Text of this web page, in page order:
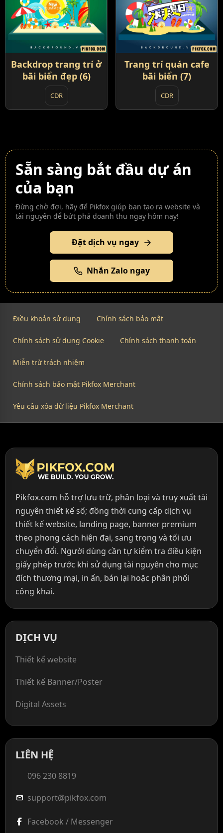
Backdrop trang trí ở
bãi biển đẹp (6)
CDR
Trang trí quán cafe
bãi biển (7)
CDR
Sẵn sàng bắt đầu dự án
của bạn
Đừng chờ đợi, hãy để Pikfox giúp bạn tạo ra website và
tài nguyên để bứt phá doanh thu ngay hôm nay!
Đặt dịch vụ ngay
Nhắn Zalo ngay
Điều khoản sử dụng Chính sách bảo mật
Chính sách sử dụng Cookie Chính sách thanh toán
Miễn trừ trách nhiệm
Chính sách bảo mật Pikfox Merchant
Yêu cầu xóa dữ liệu Pikfox Merchant
Pikfox.com hỗ trợ lưu trữ, phân loại và truy xuất tài
nguyên thiết kế số; đồng thời cung cấp dịch vụ
thiết kế website, landing page, banner premium
theo phong cách hiện đại, sang trọng và tối ưu
chuyển đổi. Người dùng cần tự kiểm tra điều kiện
giấy phép trước khi sử dụng tài nguyên cho mục
đích thương mại, in ấn, bán lại hoặc phân phối
công khai.
DỊCH VỤ
Thiết kế website
Thiết kế Banner/Poster
Digital Assets
LIÊN HỆ
096 230 8819
mail support@pikfox.com
Facebook / Messenger